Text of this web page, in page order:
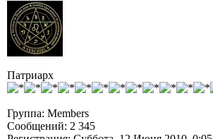
Патриарх
Группа: Members
Сообщений: 2 345